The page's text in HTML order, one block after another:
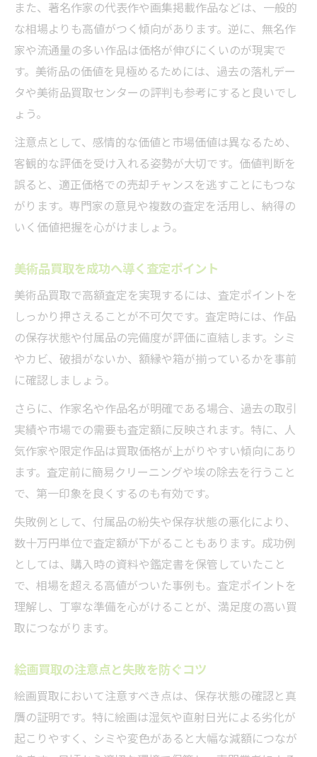
美術品買取戦略の立て方と成果を高める工
夫
査定アップにつながる美術品買取の事前対
策
高評価を得る美術品買取のポイント解説
また、著名作家の代表作や画集掲載作品などは、一般的
な相場よりも高値がつく傾向があります。逆に、無名作
家や流通量の多い作品は価格が伸びにくいのが現実で
す。美術品の価値を見極めるためには、過去の落札デー
タや美術品買取センターの評判も参考にすると良いでし
ょう。
注意点として、感情的な価値と市場価値は異なるため、
客観的な評価を受け入れる姿勢が大切です。価値判断を
誤ると、適正価格での売却チャンスを逃すことにもつな
がります。専門家の意見や複数の査定を活用し、納得の
いく価値把握を心がけましょう。
美術品買取を成功へ導く査定ポイント
美術品買取で高額査定を実現するには、査定ポイントを
しっかり押さえることが不可欠です。査定時には、作品
の保存状態や付属品の完備度が評価に直結します。シミ
やカビ、破損がないか、額縁や箱が揃っているかを事前
に確認しましょう。
さらに、作家名や作品名が明確である場合、過去の取引
実績や市場での需要も査定額に反映されます。特に、人
気作家や限定作品は買取価格が上がりやすい傾向にあり
ます。査定前に簡易クリーニングや埃の除去を行うこと
で、第一印象を良くするのも有効です。
失敗例として、付属品の紛失や保存状態の悪化により、
数十万円単位で査定額が下がることもあります。成功例
としては、購入時の資料や鑑定書を保管していたこと
で、相場を超える高値がついた事例も。査定ポイントを
理解し、丁寧な準備を心がけることが、満足度の高い買
取につながります。
絵画買取の注意点と失敗を防ぐコツ
絵画買取において注意すべき点は、保存状態の確認と真
贋の証明です。特に絵画は湿気や直射日光による劣化が
起こりやすく、シミや変色があると大幅な減額につなが